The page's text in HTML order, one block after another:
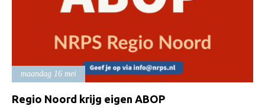
Marktplaats
Veel gestelde vragen
Webshop
maandag 16 mei
Regio Noord krijg eigen ABOP